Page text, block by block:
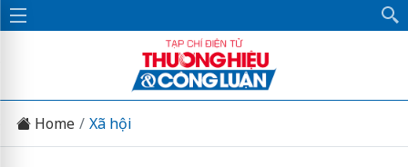
Home Xã hội